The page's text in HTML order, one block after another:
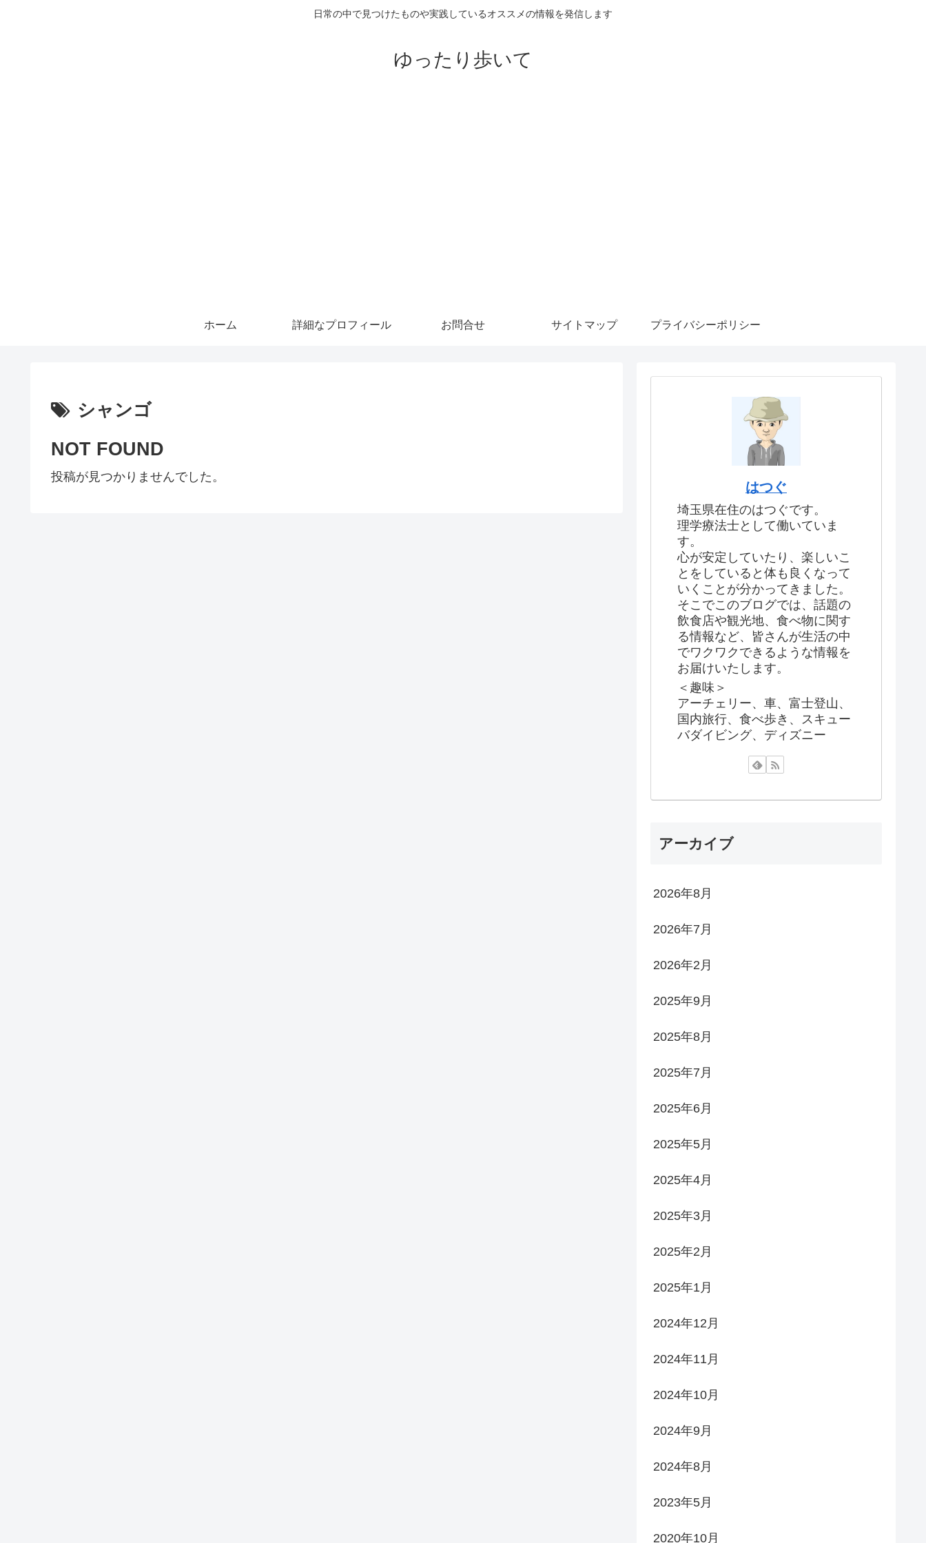
日常の中で見つけたものや実践しているオススメの情報を発信します
ゆったり歩いて
ホーム 詳細なプロフィール お問合せ サイトマップ プライバシーポリシー
シャンゴ
NOT FOUND
投稿が見つかりませんでした。
はつぐ
埼玉県在住のはつぐです。
理学療法士として働いていま
す。
心が安定していたり、楽しいこ
とをしていると体も良くなって
いくことが分かってきました。
そこでこのブログでは、話題の
飲食店や観光地、食べ物に関す
る情報など、皆さんが生活の中
でワクワクできるような情報を
お届けいたします。
＜趣味＞
アーチェリー、車、富士登山、
国内旅行、食べ歩き、スキュー
バダイビング、ディズニー
アーカイブ
2026年8月
2026年7月
2026年2月
2025年9月
2025年8月
2025年7月
2025年6月
2025年5月
2025年4月
2025年3月
2025年2月
2025年1月
2024年12月
2024年11月
2024年10月
2024年9月
2024年8月
2023年5月
2020年10月